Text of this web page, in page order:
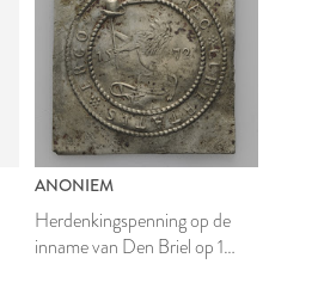
ANONIEM
Herdenkingspenning op de
inname van Den Briel op 1